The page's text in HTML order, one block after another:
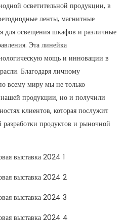
осветительной продукции, в
ленты, магнитные
для освещения шкафов и различные
Эта линейка
мощь и инновации в
Благодаря личному
всему миру мы не только
нашей продукции, но и получили
клиентов, которая послужит
продуктов и рыночной